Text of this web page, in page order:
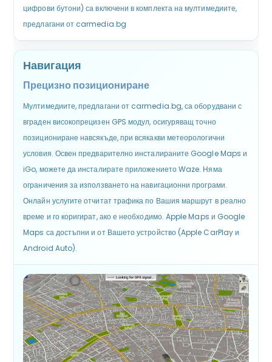
цифрови бутони) са включени в комплекта на мултимедиите,
предлагани от carmedia.bg
Навигация
Прецизно позициониране
Мултимедиите, предлагани от carmedia.bg, са оборудвани с
вграден високопрецизен GPS модул, осигуряващ точно
позициониране навсякъде, при всякакви метеорологични
условия. Освен предварително инсталираните Google Maps и
iGo, можете да инсталирате приложението Waze. Няма
ограничения за използването на навигационни програми.
Онлайн услугите отчитат трафика по Вашия маршрут в реално
време и го коригират, ако е необходимо. Apple Maps и Google
Maps са достъпни и от Вашето устройство (Apple CarPlay и
Android Auto).